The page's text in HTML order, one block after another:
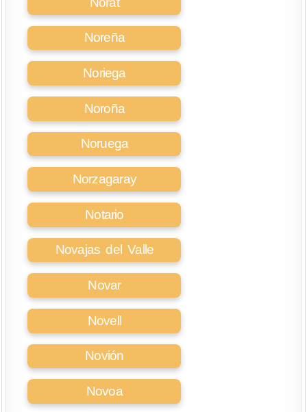
Noreña
Noriega
Noroña
Noruega
Norzagaray
Notario
Novajas del Valle
Novar
Novell
Novión
Novoa